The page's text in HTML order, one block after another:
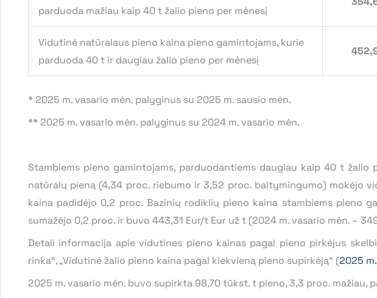
parduoda mažiau kaip 40 t žalio pieno per mėnesį
Vidutinė natūralaus pieno kaina pieno gamintojams, kurie
parduoda 40 t ir daugiau žalio pieno per mėnesį
* 2025 m. vasario mėn. palyginus su 2025 m. sausio mėn.
** 2025 m. vasario mėn. palyginus su 2024 m. vasario mėn.
Stambiems pieno gamintojams, parduodantiems daugiau kaip 40 t
natūralų pieną (4,34 proc. riebumo ir 3,52 proc. baltymingumo) mokėjo
kaina padidėjo 0,2 proc. Bazinių rodiklių pieno kaina stambiems pieno
sumažėjo 0,2 proc. ir buvo 443,31 Eur/t Eur už t (2024 m. vasario mėn. –
Detali informacija apie vidutines pieno kainas pagal pieno pirkėjus
rinka“, „Vidutinė žalio pieno kaina pagal kiekvieną pieno supirkėją“ (2025
2025 m. vasario mėn. buvo supirkta 98,70 tūkst. t pieno, 3,3 proc. mažiau,